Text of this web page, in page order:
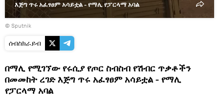
እጅግ ጥሩ አፈፃፀም አሳይቷል - የማሊ የፓርላማ አባል
© Sputnik
ሰብስክራይብ
በማሊ የሚገኘው የሩሲያ የጦር ስብስብ የሽብር ጥቃቶችን
በመመከት ረገድ እጅግ ጥሩ አፈፃፀም አሳይቷል - የማሊ
የፓርላማ አባል